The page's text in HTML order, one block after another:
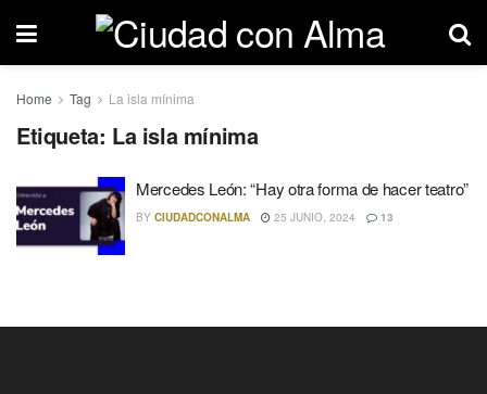
Home Tag La isla mínima
Etiqueta: La isla mínima
Mercedes León: “Hay otra forma de hacer teatro”
BY CIUDADCONALMA 25 JUNIO, 2024 13